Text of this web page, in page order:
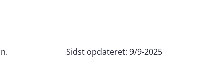
Sidst opdateret: 9/9-2025